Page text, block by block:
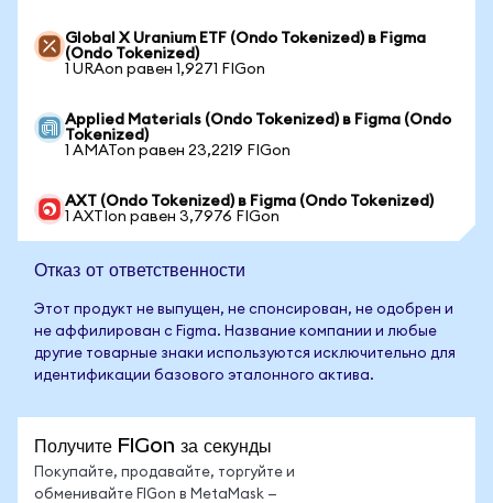
Global X Uranium ETF (Ondo Tokenized) в Figma
(Ondo Tokenized)
1 URAon равен 1,9271 FIGon
Applied Materials (Ondo Tokenized) в Figma (Ondo
Tokenized)
1 AMATon равен 23,2219 FIGon
AXT (Ondo Tokenized) в Figma (Ondo Tokenized)
1 AXTIon равен 3,7976 FIGon
Отказ от ответственности
Этот продукт не выпущен, не спонсирован, не одобрен и
не аффилирован с Figma. Название компании и любые
другие товарные знаки используются исключительно для
идентификации базового эталонного актива.
Получите FIGon за секунды
Покупайте, продавайте, торгуйте и
обменивайте FIGon в MetaMask —